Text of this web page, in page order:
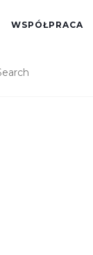
WSPÓŁPRACA